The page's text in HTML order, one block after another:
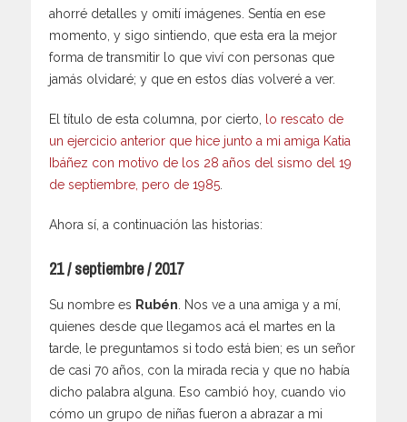
ahorré detalles y omití imágenes. Sentía en ese
momento, y sigo sintiendo, que esta era la mejor
forma de transmitir lo que viví con personas que
jamás olvidaré; y que en estos días volveré a ver.
El título de esta columna, por cierto,
lo rescato de
un ejercicio anterior que hice junto a mi amiga Katia
Ibáñez con motivo de los 28 años del sismo del 19
de septiembre, pero de 1985
Ahora sí, a continuación las historias:
21 / septiembre / 2017
Su nombre es Rubén . Nos ve a una amiga y a mí,
quienes desde que llegamos acá el martes en la
tarde, le preguntamos si todo está bien; es un señor
de casi 70 años, con la mirada recia y que no había
dicho palabra alguna. Eso cambió hoy, cuando vio
cómo un grupo de niñas fueron a abrazar a mi